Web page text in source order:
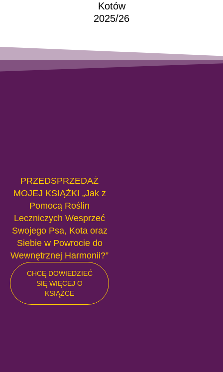
Kotów
2025/26
PRZEDSPRZEDAŻ
MOJEJ KSIĄŻKI „Jak z
Pomocą Roślin
Leczniczych Wesprzeć
Swojego Psa, Kota oraz
Siebie w Powrocie do
Wewnętrznej Harmonii?”
CHCĘ DOWIEDZIEĆ
SIĘ WIĘCEJ O
KSIĄŻCE